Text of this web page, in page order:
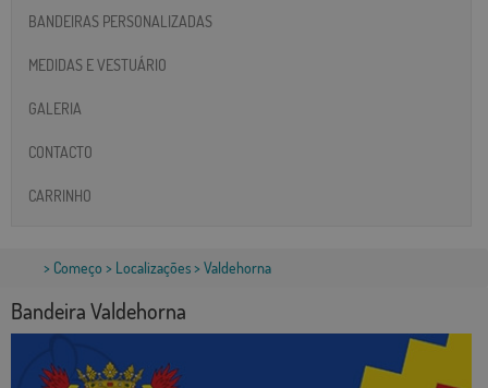
BANDEIRAS PERSONALIZADAS
MEDIDAS E VESTUÁRIO
GALERIA
CONTACTO
CARRINHO
> Começo > Localizações> Valdehorna
Bandeira Valdehorna